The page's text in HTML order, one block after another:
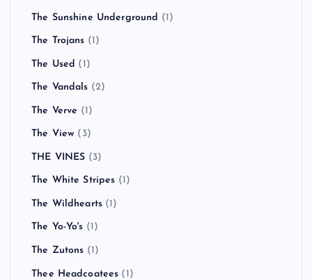
The Sunshine Underground (1)
The Trojans (1)
The Used (1)
The Vandals (2)
The Verve (1)
The View (3)
THE VINES (3)
The White Stripes (1)
The Wildhearts (1)
The Yo-Yo's (1)
The Zutons (1)
Thee Headcoatees (1)